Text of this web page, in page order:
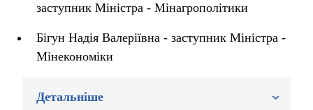
заступник Міністра - Мінагрополітики
Бігун Надія Валеріївна - заступник Міністра -
Мінекономіки
Детальніше